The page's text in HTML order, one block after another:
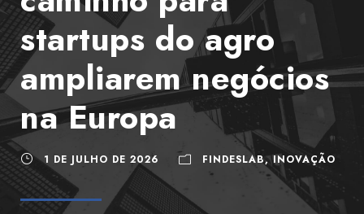
startups do agro
ampliarem negócios
na Europa
1 DE JULHO DE 2026 FINDESLAB, INOVAÇÃO